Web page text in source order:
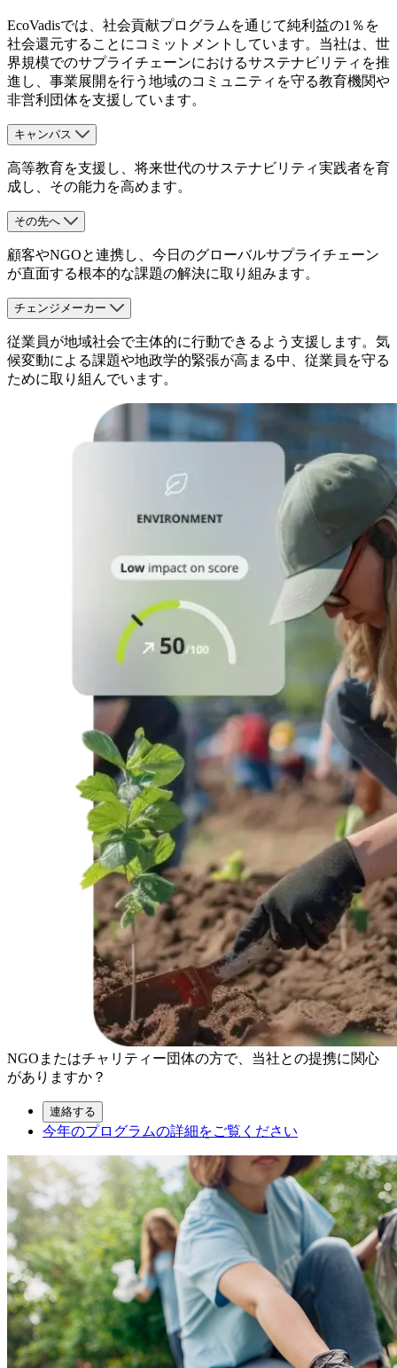
EcoVadisでは、社会貢献プログラムを通じて純利益の1％を
社会還元することにコミットメントしています。当社は、世
界規模でのサプライチェーンにおけるサステナビリティを推
進し、事業展開を行う地域のコミュニティを守る教育機関や
非営利団体を支援しています。
キャンパス
高等教育を支援し、将来世代のサステナビリティ実践者を育
成し、その能力を高めます。
その先へ
顧客やNGOと連携し、今日のグローバルサプライチェーン
が直面する根本的な課題の解決に取り組みます。
チェンジメーカー
従業員が地域社会で主体的に行動できるよう支援します。気
候変動による課題や地政学的緊張が高まる中、従業員を守る
ために取り組んでいます。
NGOまたはチャリティー団体の方で、当社との提携に関心
がありますか？
連絡する
今年のプログラムの詳細をご覧ください